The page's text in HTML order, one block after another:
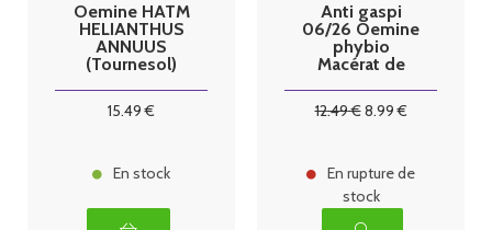
Oemine HATM
HELIANTHUS
ANNUUS
(Tournesol)
15.49 €
En stock
Anti gaspi
06/26 Oemine
phybio
Macérat de
sylvestre
12.49€8.99€
En rupture de
stock